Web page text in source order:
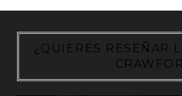
¿QUIERES RESEÑAR